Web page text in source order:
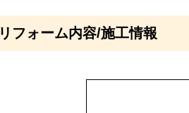
リフォーム内容/施工情報